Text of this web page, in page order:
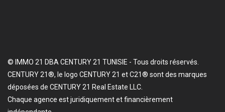
© IMMO 21 DBA CENTURY 21 TUNISIE - Tous droits réservés.
CENTURY 21®, le logo CENTURY 21 et C21® sont des marques
déposées de CENTURY 21 Real Estate LLC.
Chaque agence est juridiquement et financièrement